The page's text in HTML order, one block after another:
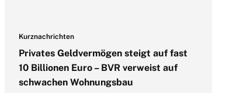
Kurznachrichten
Privates Geldvermögen steigt auf fast
10 Billionen Euro – BVR verweist auf
schwachen Wohnungsbau